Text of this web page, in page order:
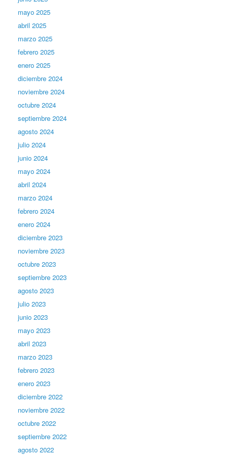
mayo 2025
abril 2025
marzo 2025
febrero 2025
enero 2025
diciembre 2024
noviembre 2024
octubre 2024
septiembre 2024
agosto 2024
julio 2024
junio 2024
mayo 2024
abril 2024
marzo 2024
febrero 2024
enero 2024
diciembre 2023
noviembre 2023
octubre 2023
septiembre 2023
agosto 2023
julio 2023
junio 2023
mayo 2023
abril 2023
marzo 2023
febrero 2023
enero 2023
diciembre 2022
noviembre 2022
octubre 2022
septiembre 2022
agosto 2022